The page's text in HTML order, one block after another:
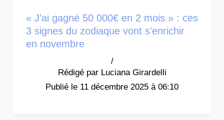
« J’ai gagné 50 000€ en 2 mois » : ces
3 signes du zodiaque vont s’enrichir
en novembre
Luciana Girardelli
/
11 décembre 2025 à 06:10